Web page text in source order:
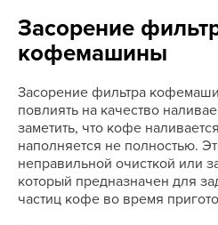
Засорение
кофемашины
Засорение фильтра
повлиять на качество
заметить, что кофе
наполняется не полностью.
неправильной очисткой или
который предназначен для
частиц кофе во время